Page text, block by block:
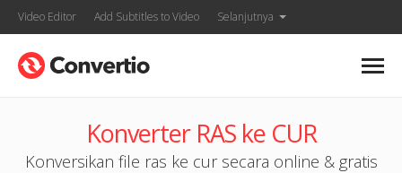
Video Editor Add Subtitles to Video Selanjutnya
Konverter RAS ke CUR
Konversikan file ras ke cur secara online & gratis